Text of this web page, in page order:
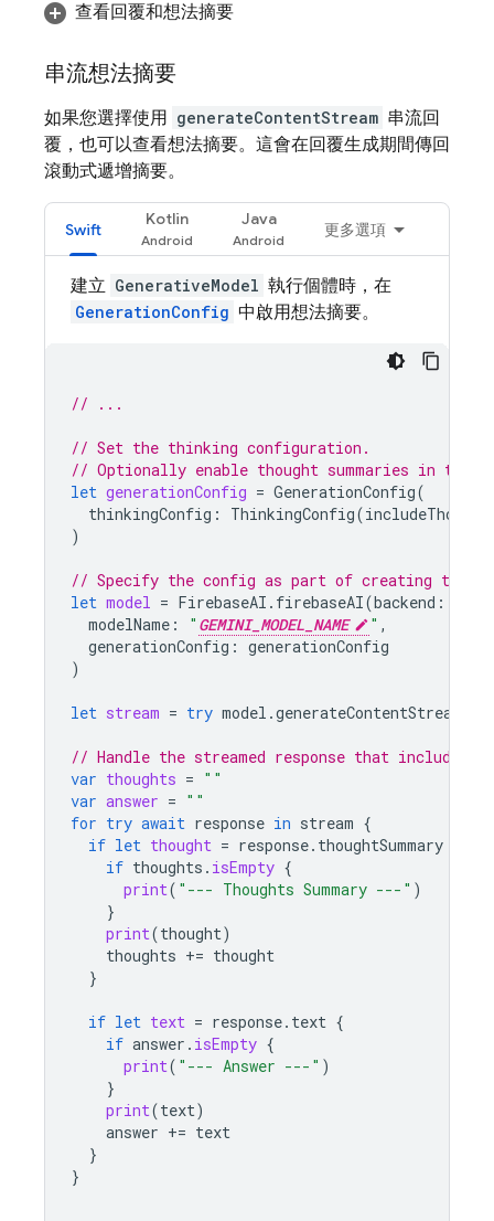
查看回覆和想法摘要
串流想法摘要
如果您選擇使用 generateContentStream 串流回
覆，也可以查看想法摘要。這會在回覆生成期間傳回
滾動式遞增摘要。
Swift
Kotlin Java
更多選項
建立 GenerativeModel 執行個體時，在
GenerationConfig 中啟用想法摘要。
// ...
// Set the thinking configuration.
// Optionally enable thought summaries in the
let generationConfig = GenerationConfig(
thinkingConfig : ThinkingConfig(
)
// Specify the config as part of creating the
let model = FirebaseAI . firebaseAI(backend :
modelName : " GEMINI_MODEL_NAME " ,
generationConfig : generationConfig
)
let stream = try model .generateContentStream
// Handle the streamed response that includes
var thoughts = ""
var answer = ""
for try await response in stream {
if let thought = response. thoughtSummary
if thoughts . isEmpty {
print( "--- Thoughts Summary ---" )
}
print(thought)
thoughts += thought
}
if let text = response. text {
if answer . isEmpty {
print( "--- Answer ---" )
}
print(text)
answer += text
}
}